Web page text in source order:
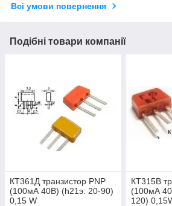
Всі умови повернення
Подібні товари компанії
КТ361Д транзистор PNР
(100мА 40В) (һ21э: 20-90)
0,15 W
КТ315В
(100мА
120)